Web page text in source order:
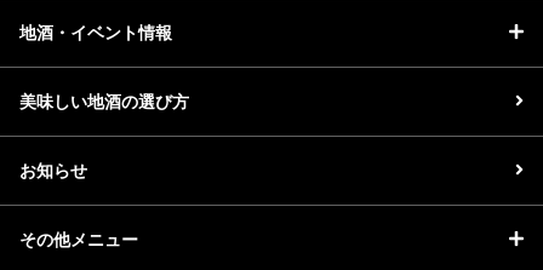
地酒・イベント情報
美味しい地酒の選び方
お知らせ
その他メニュー